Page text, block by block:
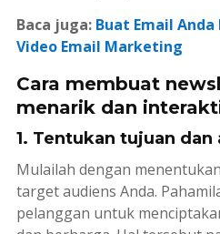
Baca juga: Buat Email
Video Email Marketing
Cara membuat
menarik dan
1. Tentukan tujuan dan
Mulailah dengan
target audiens Anda.
pelanggan untuk